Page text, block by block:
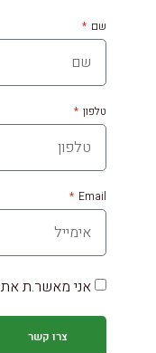
שם
טלפון
Email
אני מאשר.ת את
צרו קשר